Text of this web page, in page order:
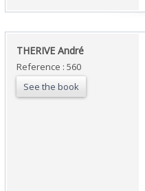
‎THERIVE André‎
Reference : 560
See the book